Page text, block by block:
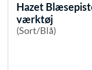
Hazet
værktøj
(Sort/Blå)